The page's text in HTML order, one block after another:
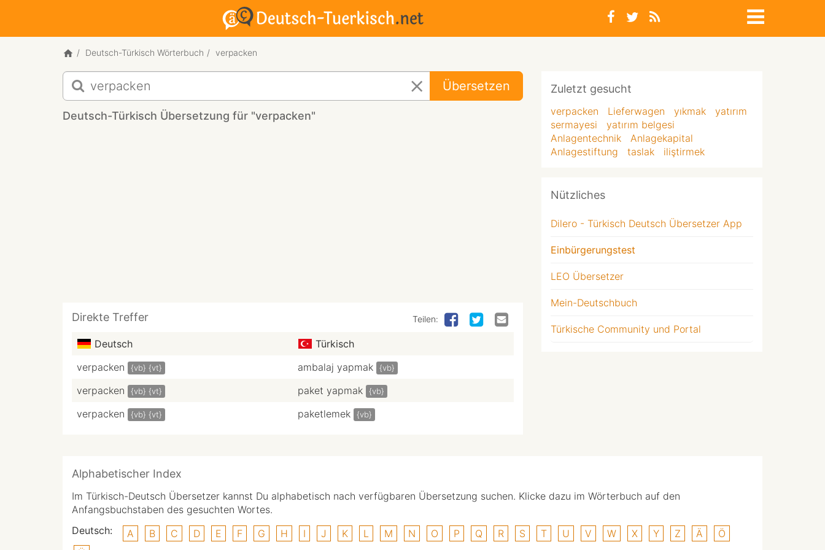
Deutsch-Türkisch Wörterbuch verpacken
Deutsch-
Türkisch
Übersetzung
für
Übersetzen
Deutsch-Türkisch Übersetzung für "verpacken"
Direkte Treffer Teilen:
Deutsch
Türkisch
verpacken
{vb} {vt} ambalaj yapmak {vb}
verpacken {vb} {vt} paket yapmak {vb}
verpacken {vb} {vt} paketlemek {vb}
Zuletzt gesucht
verpacken Lieferwagen yıkmak
yatırım
sermayesi
yatırım belgesi
Anlagentechnik
Anlagekapital
Anlagestiftung
taslak iliştirmek
Nützliches
Dilero - Türkisch Deutsch Übersetzer App
Einbürgerungstest
LEO Übersetzer
Mein-Deutschbuch
Türkische Community und Portal
Alphabetischer Index
Im Türkisch-Deutsch Übersetzer kannst Du alphabetisch nach verfügbaren Übersetzung suchen. Klicke dazu im Wörterbuch auf den
Anfangsbuchstaben des gesuchten Wortes.
Deutsch:
A B C D E F G H I J K L M N O P Q R S T U V W X Y Z Ä
Ö